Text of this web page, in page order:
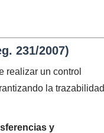
231/2007)
realizar un control
la trazabilidad
y